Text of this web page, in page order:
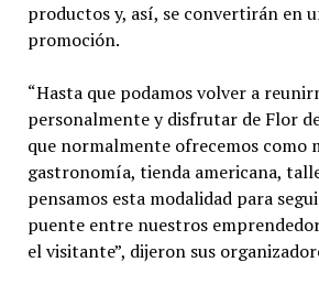
productos y, así, se convertirán en
promoción.
“Hasta que podamos volver a
personalmente y disfrutar de Flor
que normalmente ofrecemos como
gastronomía, tienda americana,
pensamos esta modalidad para
puente entre nuestros
el visitante”, dijeron sus